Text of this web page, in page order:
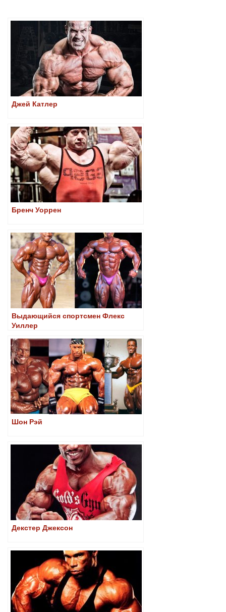
Джей Катлер
Бренч Уоррен
Выдающийся спортсмен Флекс
Уиллер
Шон Рэй
Декстер Джексон